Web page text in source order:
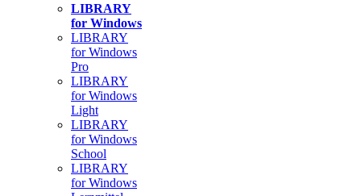
LIBRARY
for Windows
LIBRARY
for Windows
Pro
LIBRARY
for Windows
Light
LIBRARY
for Windows
School
LIBRARY
for Windows